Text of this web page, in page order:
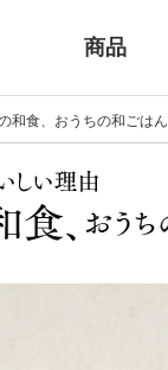
商品
和食、おうちの和ごはん